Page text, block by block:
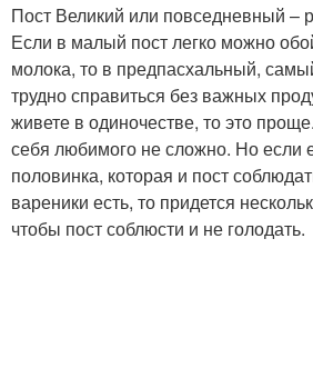
Пост Великий или повседневный –
Если в малый пост легко можно
молока, то в предпасхальный,
трудно справиться без важных
живете в одиночестве, то это
себя любимого не сложно. Но если
половинка, которая и пост
вареники есть, то придется
чтобы пост соблюсти и не голодать.